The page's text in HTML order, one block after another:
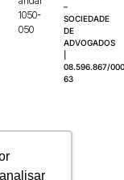
1050-
050
–
SOCIEDADE
DE
ADVOGADOS
08.596.867/
63